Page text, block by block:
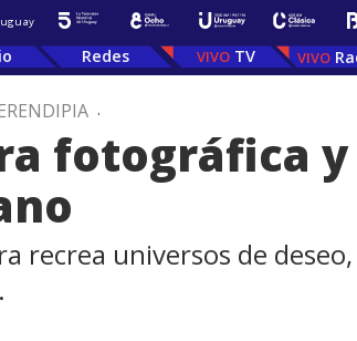
Redes TV
.
fotográfica
recrea universos de